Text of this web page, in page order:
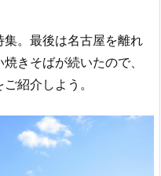
。最後は名古屋を離れ
焼きそばが続いたので、
紹介しよう。